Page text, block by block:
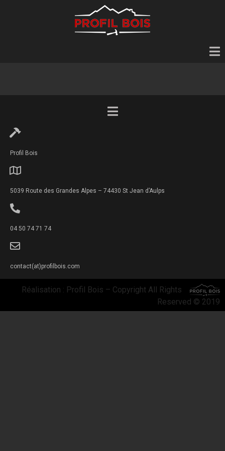
Profil Bois
5039 Route des Grandes Alpes – 74430 St Jean d’Aulps
04 50 74 71 74
contact(at)profilbois.com
Réalisation : Profil Bois – Copyright All Rights
Reserved © 2019